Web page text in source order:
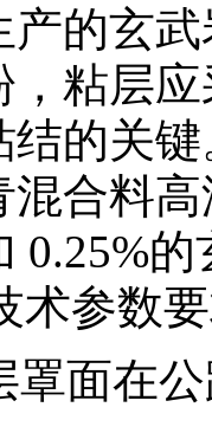
产的玄
，粘层
的关
合料
0.25%
术参数